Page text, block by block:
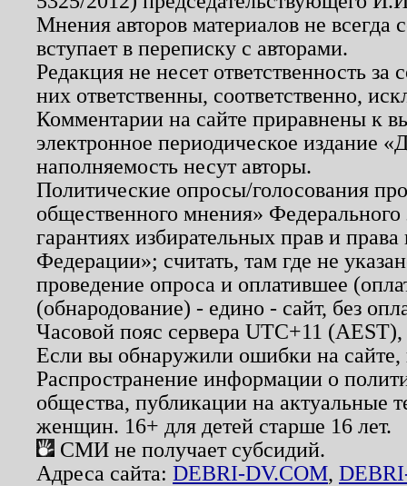
Мнения авторов материалов не
вступает в переписку с авторами.
Редакция не несет ответственность
них ответственны, соответственно,
Комментарии на сайте приравнены к
электронное периодическое издание
наполняемость несут авторы.
Политические опросы/голосования
общественного мнения»
гарантиях избирательных прав и
Федерации»; считать, там где не
проведение опроса и оплатившее
(обнародование) - едино - сайт, без
Часовой пояс сервера UTC+11
Если вы обнаружили ошибки на
Распространение информации о
общества, публикации на актуальные
женщин. 16+ для детей старше 16 лет.
СМИ не получает субсидий.
Адреса сайта: DEBRI-DV.COM,